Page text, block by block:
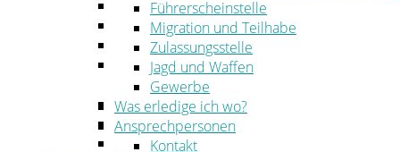
Stellenangebote
Azubiportal
Pressemitteilungen
Bekanntmachungen & öffentliche
Zustellungen
Kehrbezirksausschreibungen
Amtsblatt
Öffentliche Ausschreibungen
Führerscheinstelle
Migration und Teilhabe
Zulassungsstelle
Jagd und Waffen
Gewerbe
Was erledige ich wo?
Ansprechpersonen
Kontakt